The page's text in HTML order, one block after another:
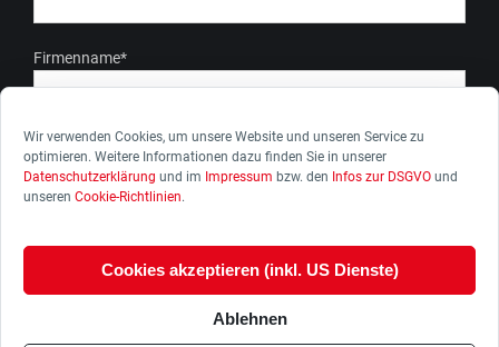
Wir verwenden Cookies, um unsere Website und unseren Service zu
optimieren. Weitere Informationen dazu finden Sie in unserer
Datenschutzerklärung und im Impressum bzw. den Infos zur DSGVO und
unseren Cookie-Richtlinien.
Cookies akzeptieren (inkl. US Dienste)
Ablehnen
Firmenname*
Ich stimme zu, dass meine personenbezogenen Daten gem.
unserer Datenschutzerkärung genutzt werden. Ich kann die
Zustimmung zur Datenverarbeitung jederzeit widerrufen.